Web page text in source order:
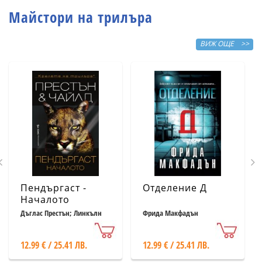
Майстори на трилъра
ВИЖ ОЩЕ >>
Пендъргаст -
Началото
Дъглас Престън; Линкълн
12.99 € / 25.41 ЛВ.
Отделение Д
Фрида Макфадън
12.99 € / 25.41 ЛВ.